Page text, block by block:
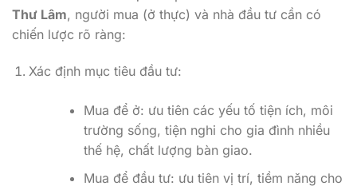
Xác định mục tiêu đầu tư:
Mua để ở: ưu tiên các yếu tố tiện ích, môi
thế hệ, chất lượng bàn giao.
Mua để đầu tư: ưu tiên vị trí, tiềm năng cho
thuê, khả năng tăng giá và thanh khoản.